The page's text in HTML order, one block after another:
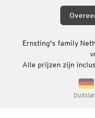
Ernsting's family
Alle prijzen zijn